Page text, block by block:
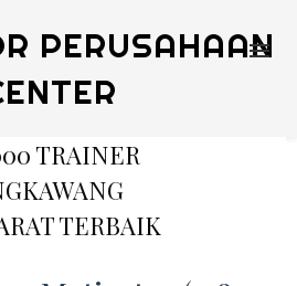
PERUSAHAAN
TRAINER
TERBAIK